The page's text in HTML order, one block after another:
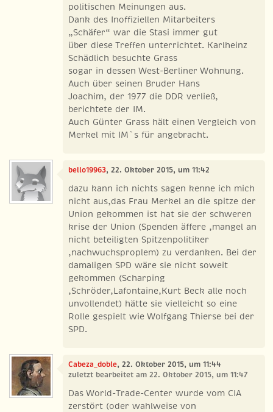
politischen Meinungen aus.
Dank des Inoffiziellen Mitarbeiters
„Schäfer“ war die Stasi immer gut
über diese Treffen unterrichtet. Karlheinz
Schädlich besuchte Grass
sogar in dessen West-Berliner Wohnung.
Auch über seinen Bruder Hans
Joachim, der 1977 die DDR verließ,
berichtete der IM.
Auch Günter Grass hält einen Vergleich von
Merkel mit IM`s für angebracht.
bello19963, 22. Oktober 2015, um 11:42
dazu kann ich nichts sagen kenne ich mich
nicht aus,das Frau Merkel an die spitze der
Union gekommen ist hat sie der schweren
krise der Union (Spenden äffere ,mangel an
nicht beteiligten Spitzenpolitiker
,nachwuchsproplem) zu verdanken. Bei der
damaligen SPD wäre sie nicht soweit
gekommen (Scharping
,Schröder,Lafontaine,Kurt Beck alle noch
unvollendet) hätte sie vielleicht so eine
Rolle gespielt wie Wolfgang Thierse bei der
SPD.
Cabeza_doble, 22. Oktober 2015, um 11:44
zuletzt bearbeitet am 22. Oktober 2015, um 11:47
Das World-Trade-Center wurde vom CIA
zerstört (oder wahlweise von